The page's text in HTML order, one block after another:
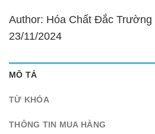
Author: Hóa Chất Đắc Trường
23/11/2024
MÔ TẢ
TỪ KHÓA
THÔNG TIN MUA HÀNG